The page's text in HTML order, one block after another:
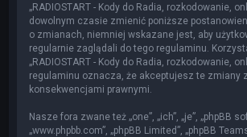
„RADIOSTART - Kody do Radia, rozkodowanie,
dowolnym czasie zmienić poniższe
o zmianach, niemniej wskazane jest, aby
regularnie zaglądali do tego regulaminu.
„RADIOSTART - Kody do Radia, rozkodowanie,
regulaminu oznacza, że akceptujesz te zmiany
konsekwencjami prawnymi.
Nasze fora zwane też „one”, „ich”, „je”, „phpBB
„www.phpbb.com”, „phpBB Limited”, „phpBB